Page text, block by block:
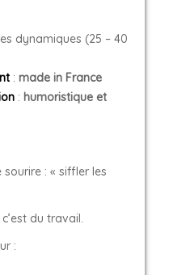
dynamiques (25 – 40
: made in France
: humoristique et
: « siffler les
du travail.
: